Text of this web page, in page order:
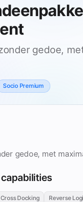
gedoe,
Socio Premium
gedoe, met
Cross Docking Reverse